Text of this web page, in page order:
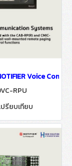
Voice
RPU
ปรียบเทียบ